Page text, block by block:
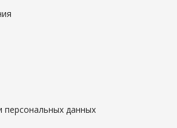
персональных данных